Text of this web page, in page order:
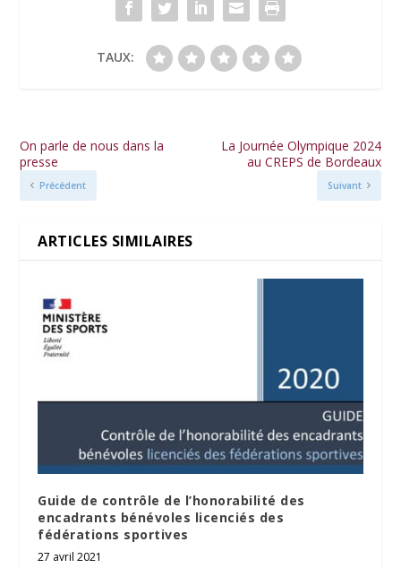
TAUX:
On parle de nous dans la
presse
Précédent
La Journée Olympique 2024
au CREPS de Bordeaux
Suivant
ARTICLES SIMILAIRES
Guide de contrôle de l’honorabilité des
encadrants bénévoles licenciés des
fédérations sportives
27 avril 2021